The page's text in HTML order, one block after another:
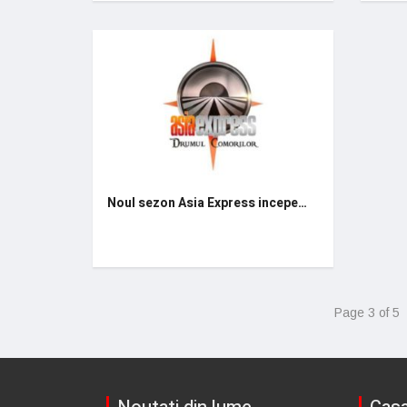
Noul sezon Asia Express incepe…
Page 3 of 5